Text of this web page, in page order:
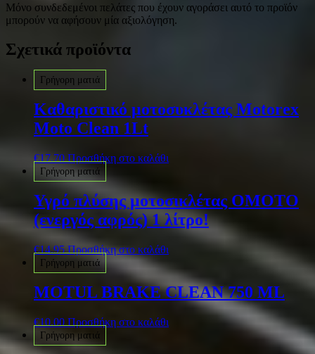
Μόνο συνδεδεμένοι πελάτες που έχουν αγοράσει αυτό το προϊόν
μπορούν να αφήσουν μία αξιολόγηση.
Σχετικά προϊόντα
Γρήγορη ματιά
Καθαριστικό μοτοσυκλέτας Motorex
Moto Clean 1Lt
€17.70 Προσθήκη στο καλάθι
Γρήγορη ματιά
Υγρό πλύσης μοτοσικλέτας OMOTO
(ενεργός αφρός) 1 λίτρο!
€14.95 Προσθήκη στο καλάθι
Γρήγορη ματιά
MOTUL BRAKE CLEAN 750 ML
€10.00 Προσθήκη στο καλάθι
Γρήγορη ματιά